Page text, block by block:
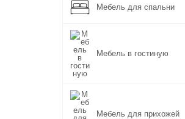
Мебель для спальни
Мебель в гостиную
Мебель для прихожей